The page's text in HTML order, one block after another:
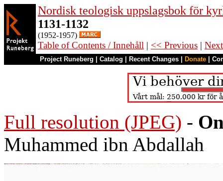
Nordisk teologisk uppslagsbok för
1131-1132
(1952-1957)
Table of Contents / Innehåll | << Previous |
Project Runeberg Catalog Recent Changes Donate
Full resolution (JPEG) -
Muhammed ibn Abdallah